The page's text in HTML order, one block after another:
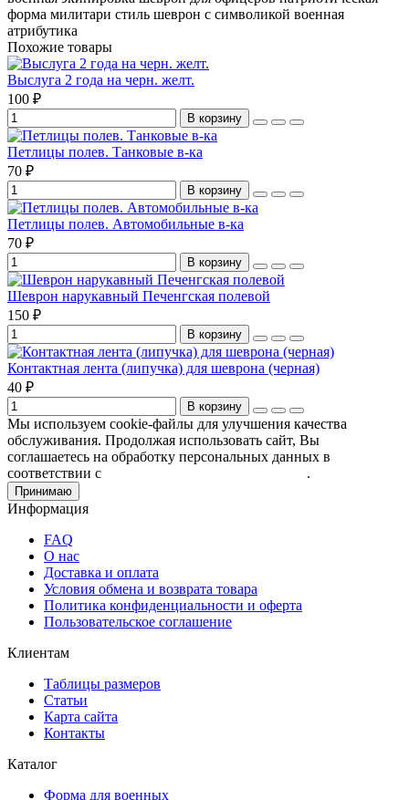
форма милитари стиль шеврон с символикой военная
атрибутика
Похожие товары
Выслуга 2 года на черн. желт.
100 ₽
В корзину
Петлицы полев. Танковые в-ка
70 ₽
В корзину
Петлицы полев. Автомобильные в-ка
70 ₽
В корзину
Шеврон нарукавный Печенгская полевой
150 ₽
В корзину
Контактная лента (липучка) для шеврона (черная)
40 ₽
В корзину
Мы используем cookie-файлы для улучшения качества
обслуживания. Продолжая использовать сайт, Вы
соглашаетесь на обработку персональных данных в
соответствии с
.
Принимаю
Информация
FAQ
О нас
Доставка и оплата
Условия обмена и возврата товара
Политика конфиденциальности и оферта
Пользовательское соглашение
Клиентам
Таблицы размеров
Статьи
Карта сайта
Контакты
Каталог
Форма для военных